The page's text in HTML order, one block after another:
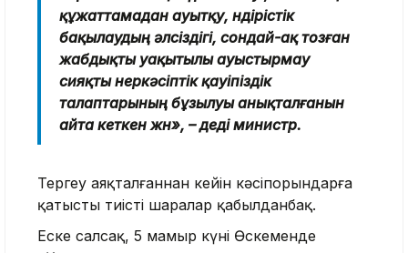
құжаттамадан ауытқу, өндірістік
бақылаудың әлсіздігі, сондай-ақ тозған
жабдықты уақытылы ауыстырмау
сияқты өнеркәсіптік қауіпіздік
талаптарының бұзылуы анықталғанын
айта кеткен жөн», – деді министр.
Тергеу аяқталғаннан кейін кәсіпорындарға
қатысты тиісті шаралар қабылданбақ.
Еске салсақ, 5 мамыр күні Өскеменде